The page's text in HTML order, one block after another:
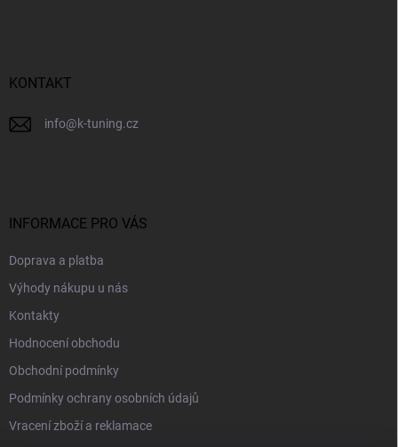
KONTAKT
info@k-tuning.cz
INFORMACE PRO VÁS
Doprava a platba
Výhody nákupu u nás
Kontakty
Hodnocení obchodu
Obchodní podmínky
Podmínky ochrany osobních údajů
Vracení zboží a reklamace